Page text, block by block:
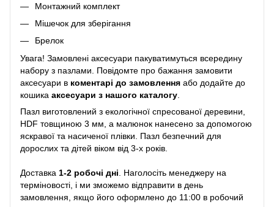
Монтажний комплект
Мішечок для зберігання
Брелок
Увага! Замовлені аксесуари пакуватимуться всередину
набору з пазлами. Повідомте про бажання замовити
аксесуари в коментарі до замовлення або додайте до
кошика аксесуари з нашого каталогу
Пазл виготовлений з екологічної спресованої деревини,
HDF товщиною 3 мм, а малюнок нанесено за допомогою
яскравої та насиченої плівки. Пазл безпечний для
дорослих та дітей віком від 3-х років.
Доставка 1-2 робочі дні . Наголосіть менеджеру на
терміновості, і ми зможемо відправити в день
замовлення, якщо його оформлено до 11:00 в робочий